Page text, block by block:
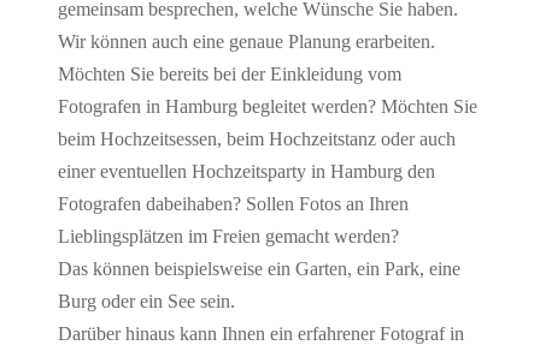
gemeinsam besprechen, welche Wünsche Sie haben.
Wir können auch eine genaue Planung erarbeiten.
Möchten Sie bereits bei der Einkleidung vom
Fotografen in Hamburg begleitet werden? Möchten Sie
beim Hochzeitsessen, beim Hochzeitstanz oder auch
einer eventuellen Hochzeitsparty in Hamburg den
Fotografen dabeihaben? Sollen Fotos an Ihren
Lieblingsplätzen im Freien gemacht werden?
Das können beispielsweise ein Garten, ein Park, eine
Burg oder ein See sein.
Darüber hinaus kann Ihnen ein erfahrener Fotograf in